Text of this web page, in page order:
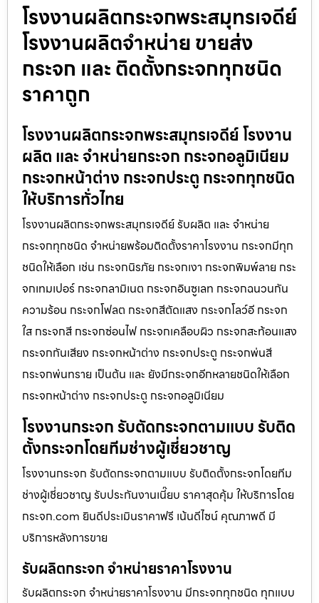
โรงงานผลิตกระจกพระสมุทรเจดีย์
โรงงานผลิตจำหน่าย ขายส่ง
กระจก และ ติดตั้งกระจกทุกชนิด
ราคาถูก
โรงงานผลิตกระจกพระสมุทรเจดีย์ โรงงาน
ผลิต และ จำหน่ายกระจก กระจกอลูมิเนียม
กระจกหน้าต่าง กระจกประตู กระจกทุกชนิด
ให้บริการทั่วไทย
โรงงานผลิตกระจกพระสมุทรเจดีย์ รับผลิต และ จำหน่าย
กระจกทุกชนิด จำหน่ายพร้อมติดตั้งราคาโรงงาน กระจกมีทุก
ชนิดให้เลือก เช่น กระจกนิรภัย กระจกเงา กระจกพิมพ์ลาย กระ
จกเทมเปอร์ กระจกลามิเนต กระจกอินซูเลท กระจกฉนวนกัน
ความร้อน กระจกโฟลต กระจกสีตัดแสง กระจกโลว์อี กระจก
ใส กระจกสี กระจกซ่อนไฟ กระจกเคลือบผิว กระจกสะท้อนแสง
กระจกกันเสียง กระจกหน้าต่าง กระจกประตู กระจกพ่นสี
กระจกพ่นทราย เป็นต้น และ ยังมีกระจกอีกหลายชนิดให้เลือก
กระจกหน้าต่าง กระจกประตู กระจกอลูมิเนียม
โรงงานกระจก รับตัดกระจกตามแบบ รับติด
ตั้งกระจกโดยทีมช่างผู้เชี่ยวชาญ
โรงงานกระจก รับตัดกระจกตามแบบ รับติดตั้งกระจกโดยทีม
ช่างผู้เชี่ยวชาญ รับประกันงานเนี๊ยบ ราคาสุดคุ้ม ให้บริการโดย
กระจก.com ยินดีประเมินราคาฟรี เน้นดีไซน์ คุณภาพดี มี
บริการหลังการขาย
รับผลิตกระจก จำหน่ายราคาโรงงาน
รับผลิตกระจก จำหน่ายราคาโรงงาน มีกระจกทุกชนิด ทุกแบบ